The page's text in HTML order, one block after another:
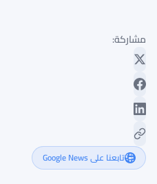
مشاركة:
تابعنا على Google News